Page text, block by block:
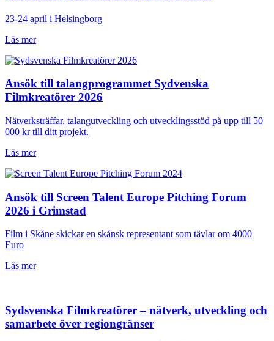
23-24 april i Helsingborg
Läs mer
Ansök till talangprogrammet Sydvenska
Filmkreatörer 2026
Nätverksträffar, talangutveckling och utvecklingsstöd på upp till 50
000 kr till ditt projekt.
Läs mer
Ansök till Screen Talent Europe Pitching Forum
2026 i Grimstad
Film i Skåne skickar en skånsk representant som tävlar om 4000
Euro
Läs mer
Sydsvenska Filmkreatörer – nätverk, utveckling och
samarbete över regiongränser